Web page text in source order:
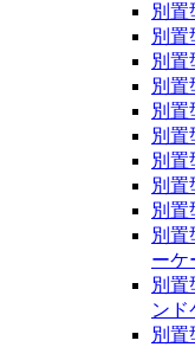
別置
別置
別置
別置
別置
別置
別置
別置
別置
別置
ーケ
別置
ンド
別置